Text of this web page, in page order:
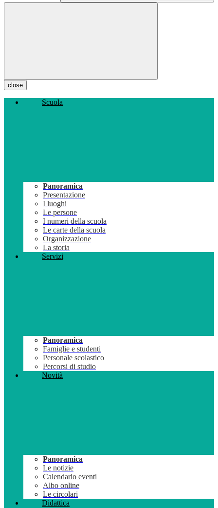
close
Scuola
Panoramica
Presentazione
I luoghi
Le persone
I numeri della scuola
Le carte della scuola
Organizzazione
La storia
Servizi
Panoramica
Famiglie e studenti
Personale scolastico
Percorsi di studio
Novità
Panoramica
Le notizie
Calendario eventi
Albo online
Le circolari
Didattica